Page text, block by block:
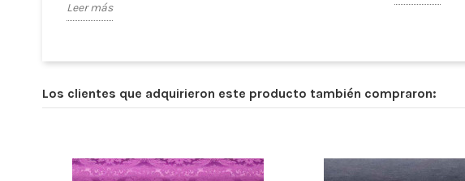
Leer más
Los clientes que adquirieron este producto también compraron: